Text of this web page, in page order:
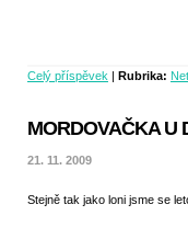
Celý příspěvek | Rubrika:
MORDOVAČKA U
21. 11. 2009
Stejně tak jako loni jsme se